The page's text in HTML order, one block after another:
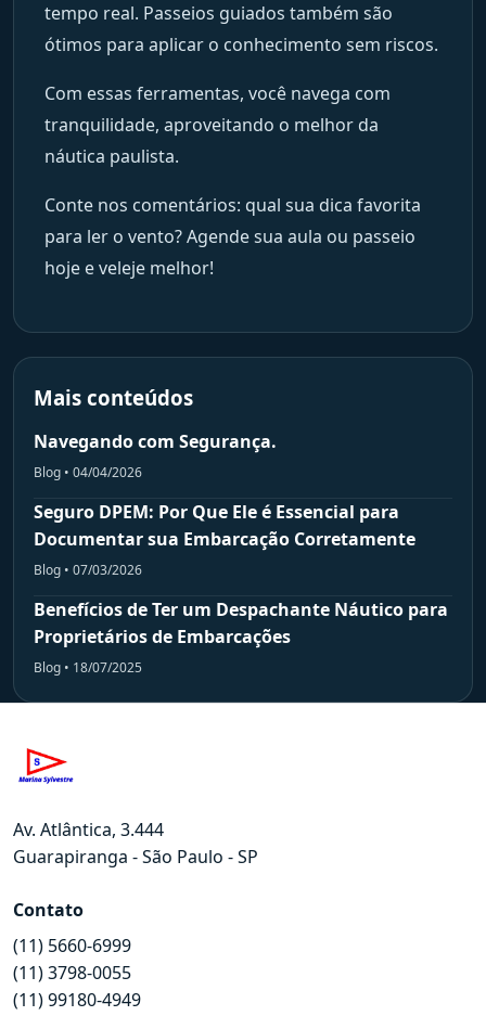
tempo real. Passeios guiados também são
ótimos para aplicar o conhecimento sem riscos.
Com essas ferramentas, você navega com
tranquilidade, aproveitando o melhor da
náutica paulista.
Conte nos comentários: qual sua dica favorita
para ler o vento? Agende sua aula ou passeio
hoje e veleje melhor!
Mais conteúdos
Navegando com Segurança.
Blog • 04/04/2026
Seguro DPEM: Por Que Ele é Essencial para
Documentar sua Embarcação Corretamente
Blog • 07/03/2026
Benefícios de Ter um Despachante Náutico para
Proprietários de Embarcações
Blog • 18/07/2025
Av. Atlântica, 3.444
Guarapiranga - São Paulo - SP
Contato
(11) 5660-6999
(11) 3798-0055
(11) 99180-4949